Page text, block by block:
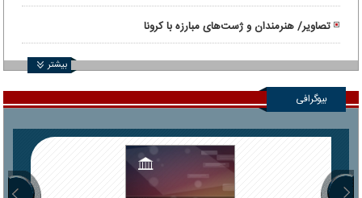
تصاویر/ هنرمندان و ژست‌های مبارزه با کرونا
بیشتر
بیوگرافی